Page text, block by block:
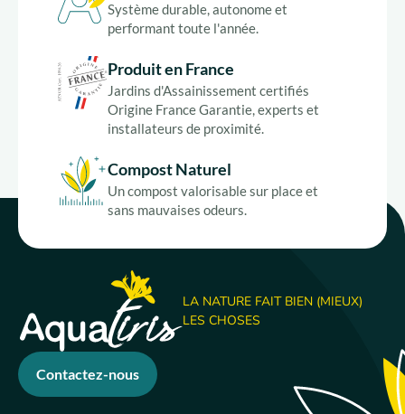
Système durable, autonome et
performant toute l'année.
Produit en France
Jardins d'Assainissement certifiés
Origine France Garantie, experts et
installateurs de proximité.
Compost Naturel
Un compost valorisable sur place et
sans mauvaises odeurs.
LA NATURE FAIT BIEN (MIEUX)
LES CHOSES
Contactez-nous